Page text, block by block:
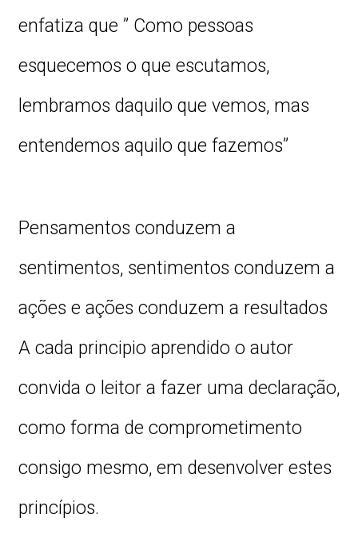
enfatiza que ” Como pessoas
esquecemos o que escutamos,
lembramos daquilo que vemos, mas
entendemos aquilo que fazemos”
Pensamentos conduzem a
sentimentos, sentimentos conduzem a
ações e ações conduzem a resultados
A cada principio aprendido o autor
convida o leitor a fazer uma declaração,
como forma de comprometimento
consigo mesmo, em desenvolver estes
princípios.